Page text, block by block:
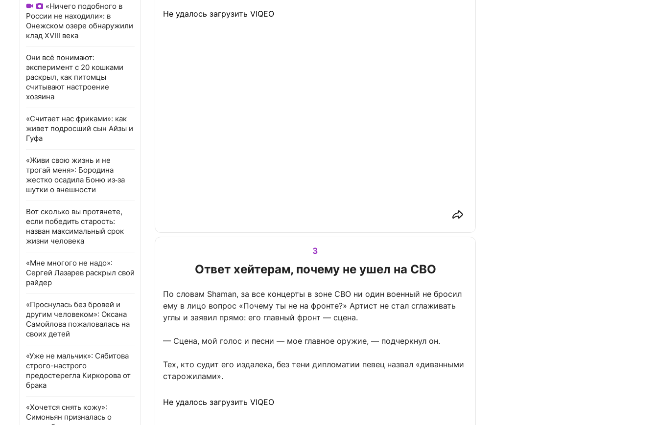
«Ничего подобного в
России не находили»: в
Онежском озере обнаружили
клад XVIII века
Они всё понимают:
эксперимент с 20 кошками
раскрыл, как питомцы
считывают настроение
хозяина
«Считает нас фриками»: как
живет подросший сын Айзы и
Гуфа
«Живи свою жизнь и не
трогай меня»: Бородина
жестко осадила Боню из‑за
шутки о внешности
Вот сколько вы протянете,
если победить старость:
назван максимальный срок
жизни человека
«Мне многого не надо»:
Сергей Лазарев раскрыл свой
райдер
«Проснулась без бровей и
другим человеком»: Оксана
Самойлова пожаловалась на
своих детей
«Уже не мальчик»: Сябитова
строго-настрого
предостерегла Киркорова от
брака
«Хочется снять кожу»:
Симоньян призналась о
Не удалось загрузить VIQEO
3
Ответ хейтерам, почему не ушел на СВО
По словам Shaman, за все концерты в зоне СВО ни один военный не бросил
ему в лицо вопрос «Почему ты не на фронте?» Артист не стал сглаживать
углы и заявил прямо: его главный фронт — сцена.
— Сцена, мой голос и песни — мое главное оружие, — подчеркнул он.
Тех, кто судит его издалека, без тени дипломатии певец назвал «диванными
старожилами».
Не удалось загрузить VIQEO